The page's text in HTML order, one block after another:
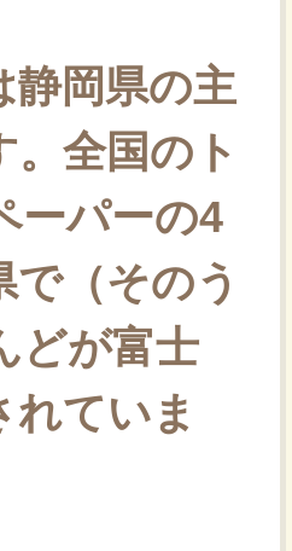
静岡県の主
。全国のト
ーパーの4
で（そのう
どが富士
れていま